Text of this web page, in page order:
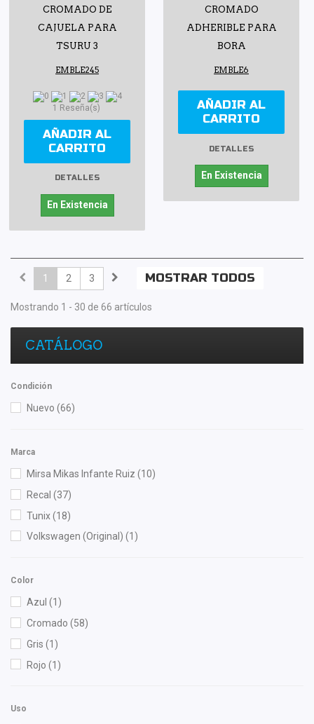
CROMADO DE
CAJUELA PARA
TSURU 3
EMBLE245
1 Reseña(s)
AÑADIR AL
CARRITO
DETALLES
En Existencia
CROMADO
ADHERIBLE PARA
BORA
EMBLE6
AÑADIR AL
CARRITO
DETALLES
En Existencia
MOSTRAR TODOS
1 2 3
Mostrando 1 - 30 de 66 artículos
CATÁLOGO
Condición
Nuevo (66)
Marca
Mirsa Mikas Infante Ruiz (10)
Recal (37)
Tunix(18)
Volkswagen (Original) (1)
Color
Azul (1)
Cromado (58)
Gris (1)
Rojo (1)
Uso